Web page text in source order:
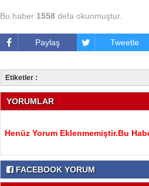
Bu haber 1558 defa okunmuştur.
Paylaş Tweetle
Etiketler :
YORUMLAR
Henüz Yorum Eklenmemiştir.Bu
FACEBOOK YORUM